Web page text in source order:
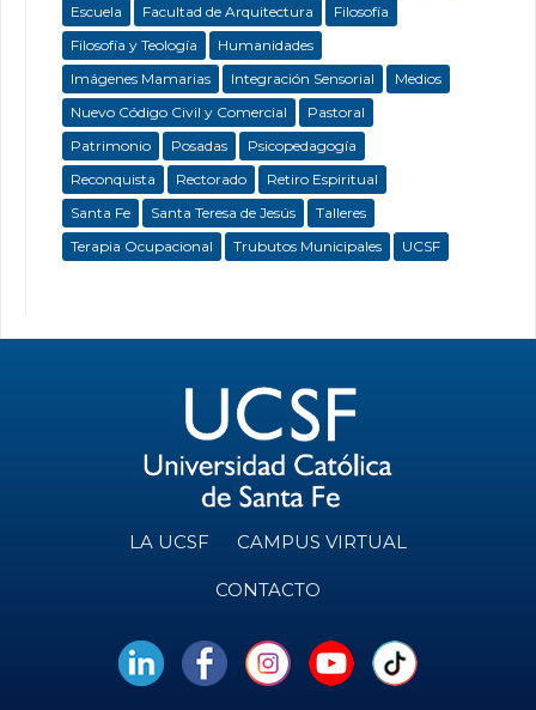
Escuela
Facultad de Arquitectura
Filosofía
Filosofía y Teología
Humanidades
Imágenes Mamarias
Integración Sensorial
Medios
Nuevo Código Civil y Comercial
Pastoral
Patrimonio
Posadas
Psicopedagogía
Reconquista
Rectorado
Retiro Espiritual
Santa Fe
Santa Teresa de Jesús
Talleres
Terapia Ocupacional
Trubutos Municipales UCSF
LA UCSF CAMPUS VIRTUAL
CONTACTO